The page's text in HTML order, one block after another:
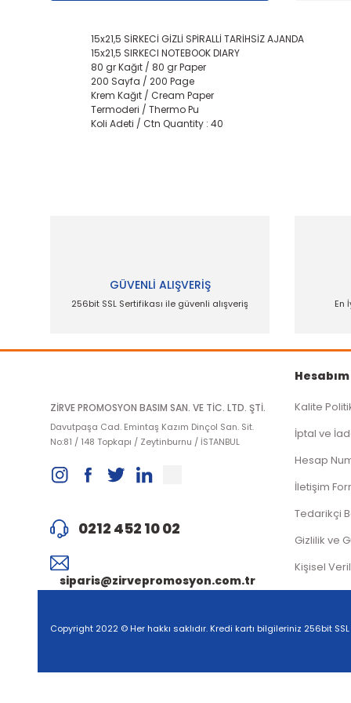
15x21,5 SİRKECİ GİZLİ SPİRALLİ TARİHSİZ AJANDA
15x21,5 SIRKECI NOTEBOOK DIARY
80 gr Kağıt / 80 gr Paper
200 Sayfa / 200 Page
Krem Kağıt / Cream Paper
Termoderi / Thermo Pu
Koli Adeti / Ctn Quantity : 40
Ürün fiyatı diğer sitelerden daha pahalı.
Bu ürüne benzer farklı alternatifler olmalı.
GÜVENLİ ALIŞVERİŞ
256bit SSL Sertifikası ile güvenli alışveriş En
ZİRVE PROMOSYON BASIM SAN. VE TİC. LTD. ŞTİ.
Davutpaşa Cad. Emintaş Kazım Dinçol San. Sit.
No:81 / 148 Topkapı / Zeytinburnu / İSTANBUL
0212 452 10 02
siparis@zirvepromosyon.com.tr
Hesabım
Kalite
İptal ve
Hesap
İletişim
Tedarikçi
Gizlilik ve
Kişisel
Copyright 2022 © Her hakkı saklıdır. Kredi kartı bilgileriniz 256bit